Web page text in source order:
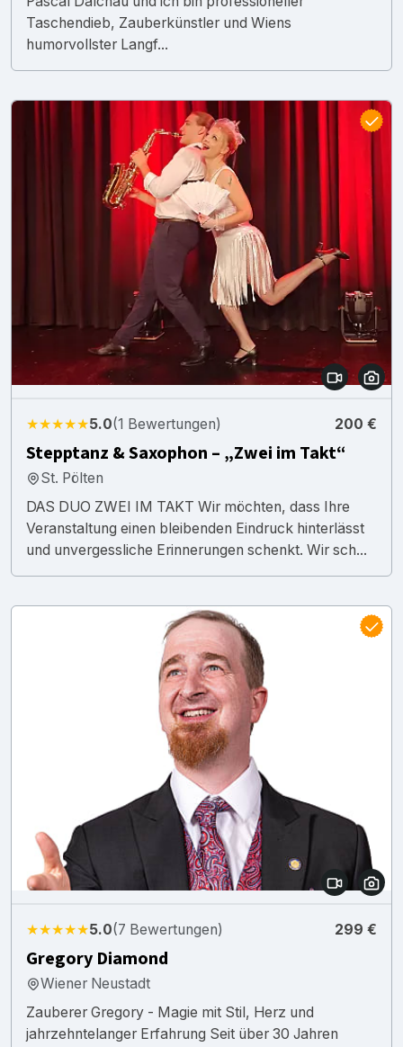
Taschendieb, Zauberkünstler und Wiens
humorvollster Langf...
★★★★★5.0(1 Bewertungen) 200 €
Stepptanz & Saxophon – „Zwei im Takt“
St. Pölten
DAS DUO ZWEI IM TAKT Wir möchten, dass Ihre
Veranstaltung einen bleibenden Eindruck hinterlässt
und unvergessliche Erinnerungen schenkt. Wir sch...
★★★★★5.0(7 Bewertungen) 299 €
Gregory Diamond
Wiener Neustadt
Zauberer Gregory - Magie mit Stil, Herz und
jahrzehntelanger Erfahrung Seit über 30 Jahren